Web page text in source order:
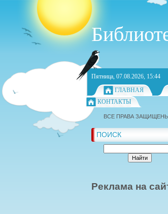
Пятница, 07.08.2026, 15:44
ГЛАВНАЯ
КОНТАКТЫ
ПОИСК
Реклама на
ВСЕ ПРАВА ЗАЩИЩЕНЫ